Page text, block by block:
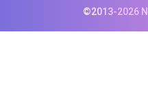
©2013-2026